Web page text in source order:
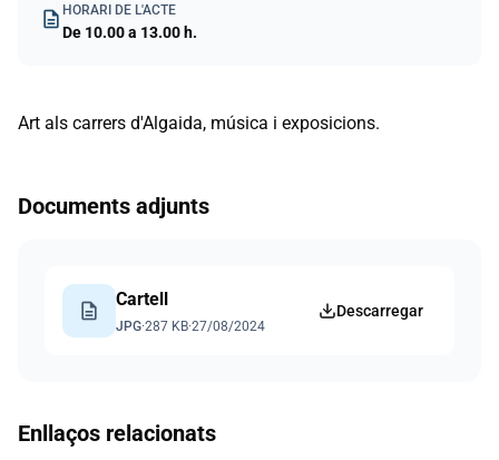
description HORARI DE L'ACTE
De 10.00 a 13.00 h.
Art als carrers d'Algaida, música i exposicions.
Documents adjunts
description Cartell
JPG·287 KB·27/08/2024
Descarregar
Enllaços relacionats